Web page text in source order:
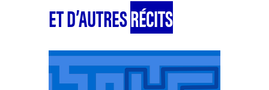
ET D’AUTRESRÉCITS